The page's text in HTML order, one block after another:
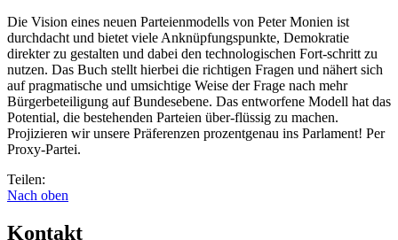
Die Vision eines neuen Parteienmodells von Peter Monien ist
durchdacht und bietet viele Anknüpfungspunkte, Demokratie
direkter zu gestalten und dabei den technologischen Fort-schritt zu
nutzen. Das Buch stellt hierbei die richtigen Fragen und nähert sich
auf pragmatische und umsichtige Weise der Frage nach mehr
Bürgerbeteiligung auf Bundesebene. Das entworfene Modell hat das
Potential, die bestehenden Parteien über-flüssig zu machen.
Projizieren wir unsere Präferenzen prozentgenau ins Parlament! Per
Proxy-Partei.
Teilen:
Nach oben
Kontakt